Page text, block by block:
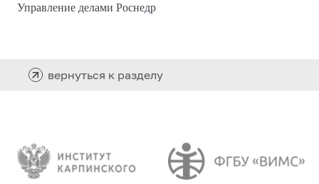
Управление делами Роснедр
вернуться к разделу